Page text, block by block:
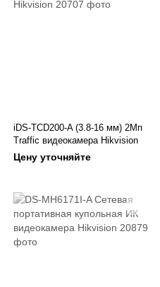
iDS-TCD200-A (3.8-16 мм) 2Мп
Traffic видеокамера Hikvision
Цену уточняйте